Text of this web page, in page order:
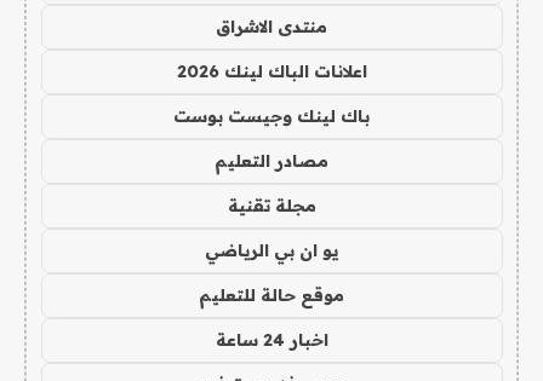
منتدى الاشراق
اعلانات الباك لينك 2026
باك لينك وجيست بوست
مصادر التعليم
مجلة تقنية
يو ان بي الرياضي
موقع حالة للتعليم
اخبار 24 ساعة